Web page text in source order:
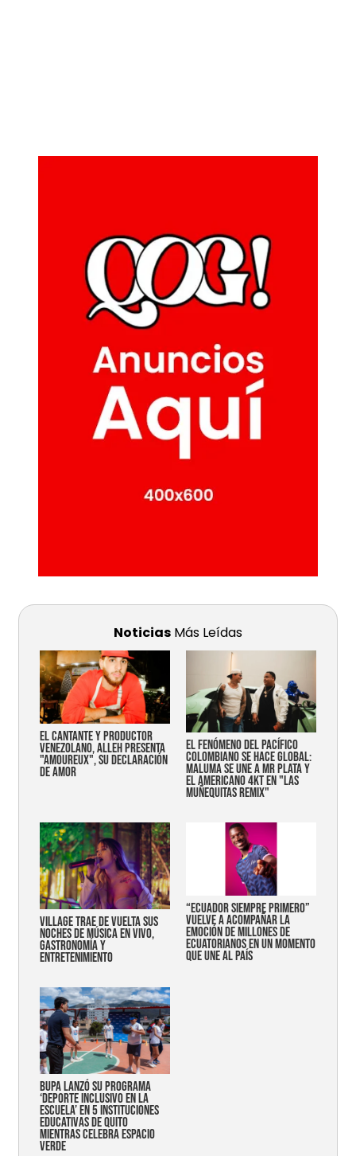
Noticias Más Leídas
EL CANTANTE Y PRODUCTOR
VENEZOLANO, ALLEH PRESENTA
"AMOUREUX", SU DECLARACIÓN
DE AMOR
EL FENÓMENO DEL PACÍFICO
COLOMBIANO SE HACE GLOBAL:
MALUMA SE UNE A MR PLATA Y
EL AMERICANO 4KT EN "LAS
MUÑEQUITAS REMIX"
Village trae de vuelta sus
noches de música en vivo,
gastronomía y
entretenimiento
“Ecuador siempre primero”
vuelve a acompañar la
emoción de millones de
ecuatorianos en un momento
que une al país
Bupa lanzó su programa
‘Deporte Inclusivo en la
Escuela’ en 5 instituciones
educativas de Quito
mientras celebra espacio
verde